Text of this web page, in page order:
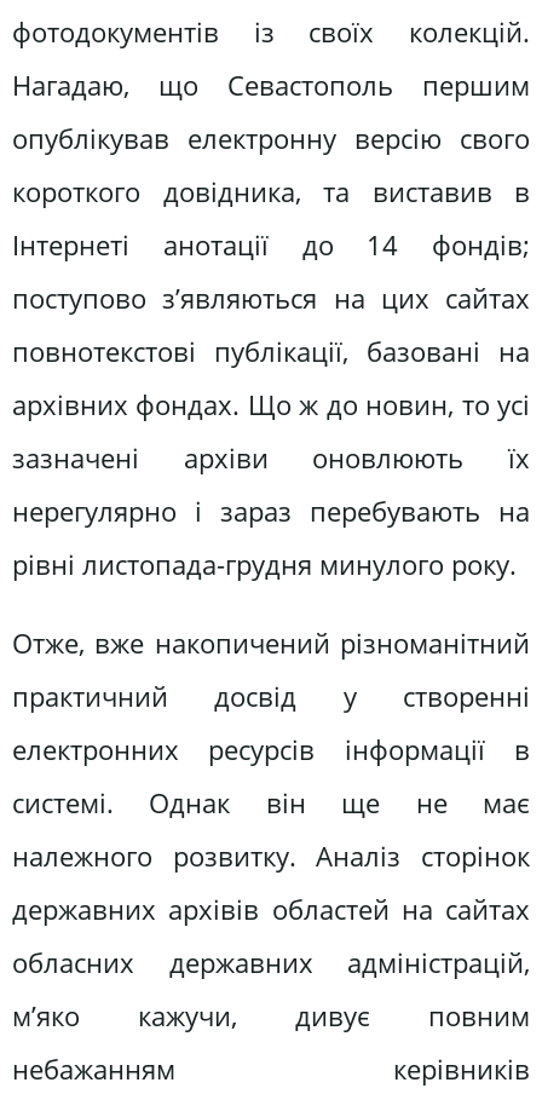
фотодокументів із своїх колекцій.
Нагадаю, що Севастополь першим
опублікував електронну версію свого
короткого довідника, та виставив в
Інтернеті анотації до 14 фондів;
поступово з’являються на цих сайтах
повнотекстові публікації, базовані на
архівних фондах. Що ж до новин, то усі
зазначені архіви оновлюють їх
нерегулярно і зараз перебувають на
рівні листопада-грудня минулого року.
Отже, вже накопичений різноманітний
практичний досвід у створенні
електронних ресурсів інформації в
системі. Однак він ще не має
належного розвитку. Аналіз сторінок
державних архівів областей на сайтах
обласних державних адміністрацій,
м’яко кажучи, дивує повним
небажанням керівників